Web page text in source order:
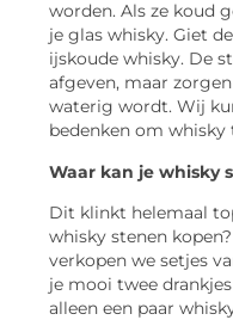
worden. Als ze koud
je glas whisky. Giet
ijskoude whisky. De
afgeven, maar
waterig wordt. Wij
bedenken om whisky
Waar kan je whisky
Dit klinkt helemaal
whisky stenen
verkopen we setjes
je mooi twee
alleen een paar